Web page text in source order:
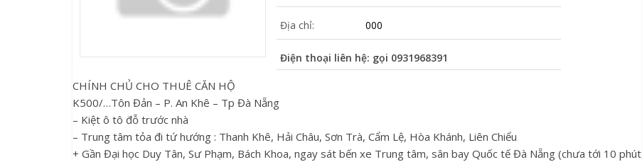
Địa chỉ: 000
Điện thoại liên hệ: gọi 0931968391
CHÍNH CHỦ CHO THUÊ CĂN HỘ
K500/…Tôn Đản – P. An Khê – Tp Đà Nẵng
– Kiệt ô tô đỗ trước nhà
– Trung tâm tỏa đi tứ hướng : Thanh Khê, Hải Châu, Sơn Trà, Cẩm Lệ, Hòa Khánh, Liên Chiểu
+ Gần Đại học Duy Tân, Sư Phạm, Bách Khoa, ngay sát bến xe Trung tâm, sân bay Quốc tế Đà Nẵng (chưa tới 10 phút